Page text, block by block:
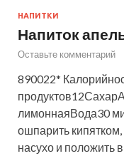
НАПИТКИ
Напиток
Оставьте комментарий
890022*
лимоннаяВода30
ошпарить кипятком,
насухо и положить